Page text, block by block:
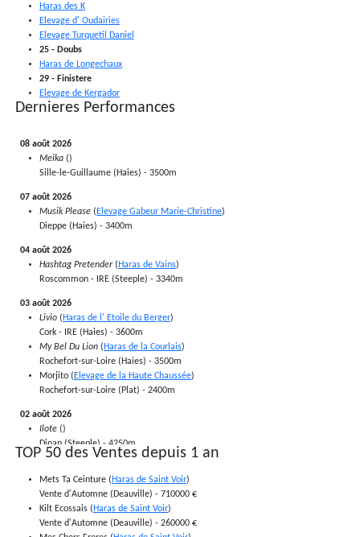
12/05 N.
ANZILLA D'AIRY x MONDIALISTE
Elevage Ace (67)
FEDOROVA KERGADOR x KNIGHT TO BEHOLD
Elevage de Kergador (29)
12/05 N.
11/05 N.
Elevage D'Armaille Hervé (58)
DECIDEE ALLEN x CHOEUR DU NORD
Elevage ALLEN - VAGNE Michèle, Bruno et Damien (03)
N.
HERRIA BANBOU x NIRVANA DU BERLAIS
Elevage Banbou (53)
10/05 N.
Elevage D'Armaille Hervé (58)
09/05 N.
VIRFOLETTE x TELECASTER
Elevage Lefeuvre - Rossignol (72)
09/05 N.
ACADEMIE x TAI CHI
09/05 N.
09/05 N.
08/05 N.
GREEN DRAGONESS x LEON DU BERLAIS
Haras de Couëly (44)
Haras des K
Elevage d' Oudairies
Elevage Turquetil Daniel
25 - Doubs
Haras de Longechaux
29 - Finistere
Elevage de Kergador
42 - Loire
Haras de Couëly
Domaine des Pins - Jereczek Rainer
Haras du Saz
49 - Maine et loire
Elevage de Charreau
Elevage Denuault
Ecurie Fleury Renaud
Ecurie La Grugerie
Ecurie des Mottes
Elevage Peccot Jean-Michel
Elevage Poulinieres.com
Elevage Robert David
Haras de la Rousselière
50 - Manche
Haras du Brem
Coutainville Elevage
Elevage du Mesnil
Haras des Rouges
Elevage de Sarti
53 - Mayenne
Elevage Banbou
Dernieres Performances
08 août 2026
Meika ()
Sille-le-Guillaume (Haies) - 3500m
07 août 2026
Musik Please ( Elevage Gabeur Marie-Christine)
Dieppe (Haies) - 3400m
04 août 2026
Hashtag Pretender( Haras de Vains)
Roscommon - IRE (Steeple) - 3340m
03 août 2026
Livio ( Haras de l' Etoile du Berger)
Cork - IRE (Haies) - 3600m
My Bel Du Lion ( Haras de la Courlais)
Rochefort-sur-Loire (Haies) - 3500m
Morjito ( Elevage de la Haute Chaussée)
Rochefort-sur-Loire (Plat) - 2400m
02 août 2026
Ilote ()
Dinan (Steeple) - 4250m
Magalen ()
Le Lion d'Angers (Plat) - 2400m
()
Questembert (Steeple) - 4200m
TOP 50 des Ventes depuis 1 an
Mets Ta Ceinture ( Haras de Saint Voir)
Vente d'Automne (Deauville) - 710000 €
Kilt Ecossais ( Haras de Saint Voir)
Vente d'Automne (Deauville) - 260000 €